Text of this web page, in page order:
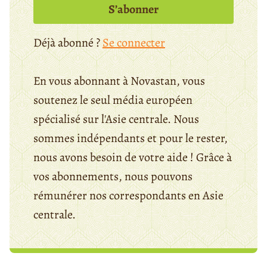
S’abonner
Déjà abonné ?Se connecter
En vous abonnant à Novastan, vous
soutenez le seul média européen
spécialisé sur l'Asie centrale. Nous
sommes indépendants et pour le rester,
nous avons besoin de votre aide ! Grâce à
vos abonnements, nous pouvons
rémunérer nos correspondants en Asie
centrale.